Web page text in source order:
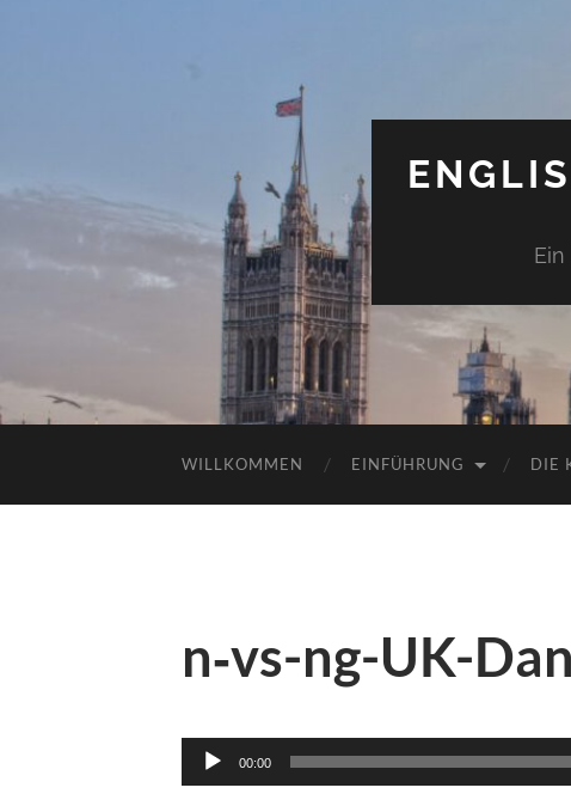
WILLKOMMEN EINFÜHRUNG DIE
n‑vs-ng-UK-
Audio-
Player
00:00